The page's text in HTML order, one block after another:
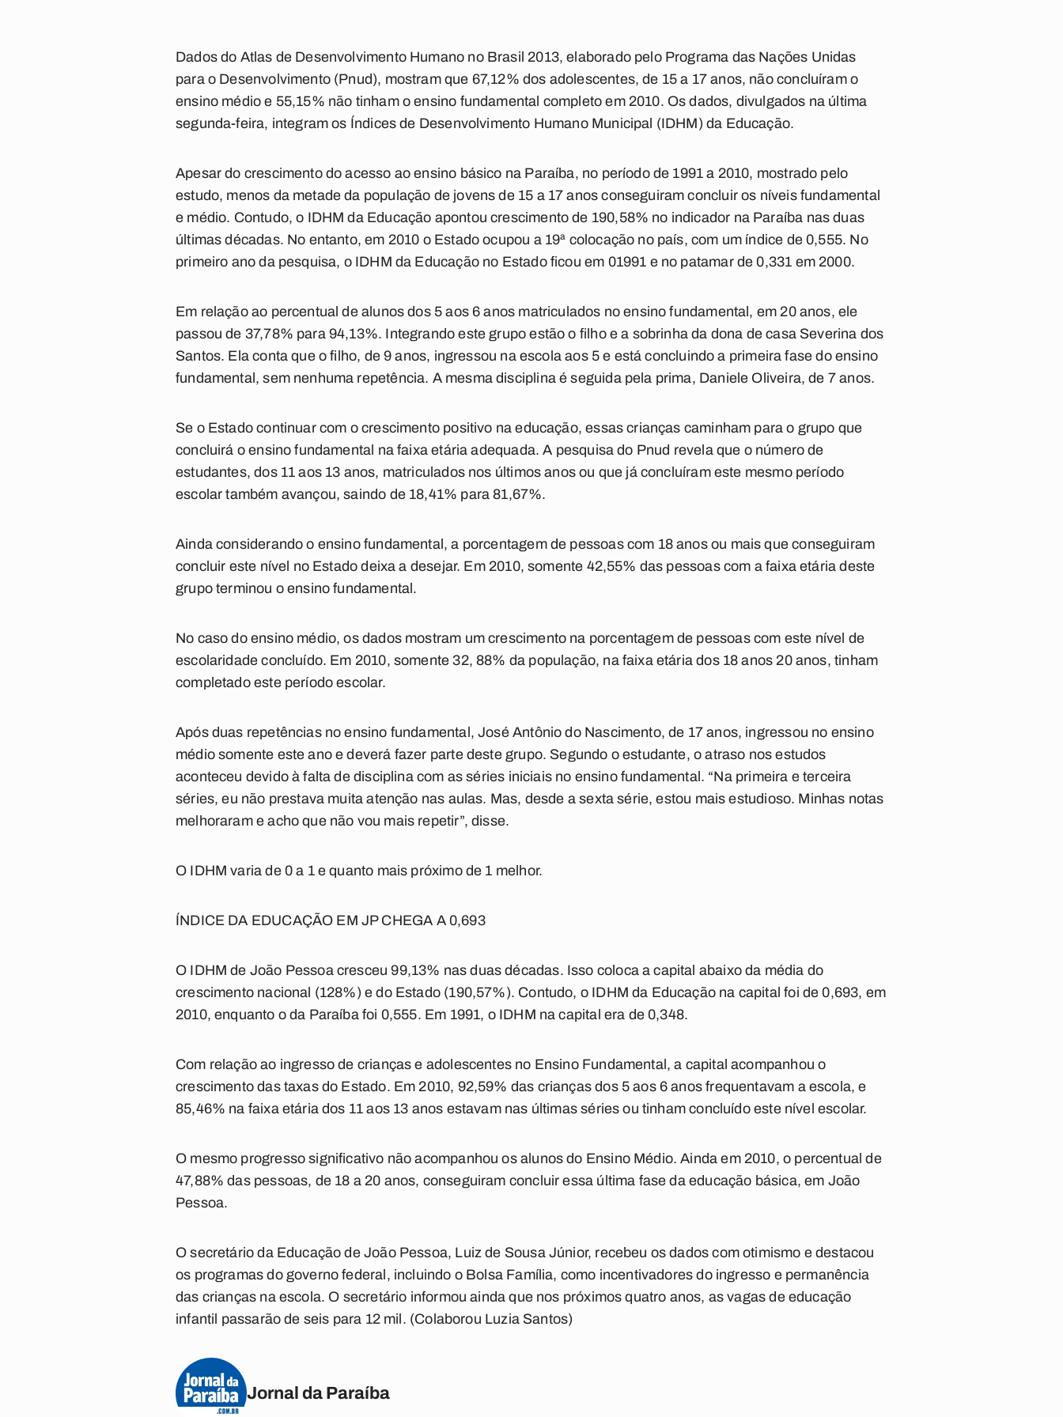
Dados do Atlas de Desenvolvimento Humano no Brasil 2013, elaborado pelo Programa das Nações Unidas
para o Desenvolvimento (Pnud), mostram que 67,12% dos adolescentes, de 15 a 17 anos, não concluíram o
ensino médio e 55,15% não tinham o ensino fundamental completo em 2010. Os dados, divulgados na última
segunda-feira, integram os Índices de Desenvolvimento Humano Municipal (IDHM) da Educação.
Apesar do crescimento do acesso ao ensino básico na Paraíba, no período de 1991 a 2010, mostrado pelo
estudo, menos da metade da população de jovens de 15 a 17 anos conseguiram concluir os níveis fundamental
e médio. Contudo, o IDHM da Educação apontou crescimento de 190,58% no indicador na Paraíba nas duas
últimas décadas. No entanto, em 2010 o Estado ocupou a 19ª colocação no país, com um índice de 0,555. No
primeiro ano da pesquisa, o IDHM da Educação no Estado ficou em 01991 e no patamar de 0,331 em 2000.
Em relação ao percentual de alunos dos 5 aos 6 anos matriculados no ensino fundamental, em 20 anos, ele
passou de 37,78% para 94,13%. Integrando este grupo estão o filho e a sobrinha da dona de casa Severina dos
Santos. Ela conta que o filho, de 9 anos, ingressou na escola aos 5 e está concluindo a primeira fase do ensino
fundamental, sem nenhuma repetência. A mesma disciplina é seguida pela prima, Daniele Oliveira, de 7 anos.
Se o Estado continuar com o crescimento positivo na educação, essas crianças caminham para o grupo que
concluirá o ensino fundamental na faixa etária adequada. A pesquisa do Pnud revela que o número de
estudantes, dos 11 aos 13 anos, matriculados nos últimos anos ou que já concluíram este mesmo período
escolar também avançou, saindo de 18,41% para 81,67%.
Ainda considerando o ensino fundamental, a porcentagem de pessoas com 18 anos ou mais que conseguiram
concluir este nível no Estado deixa a desejar. Em 2010, somente 42,55% das pessoas com a faixa etária deste
grupo terminou o ensino fundamental.
No caso do ensino médio, os dados mostram um crescimento na porcentagem de pessoas com este nível de
escolaridade concluído. Em 2010, somente 32, 88% da população, na faixa etária dos 18 anos 20 anos, tinham
completado este período escolar.
Após duas repetências no ensino fundamental, José Antônio do Nascimento, de 17 anos, ingressou no ensino
médio somente este ano e deverá fazer parte deste grupo. Segundo o estudante, o atraso nos estudos
aconteceu devido à falta de disciplina com as séries iniciais no ensino fundamental. “Na primeira e terceira
séries, eu não prestava muita atenção nas aulas. Mas, desde a sexta série, estou mais estudioso. Minhas notas
melhoraram e acho que não vou mais repetir”, disse.
O IDHM varia de 0 a 1 e quanto mais próximo de 1 melhor.
ÍNDICE DA EDUCAÇÃO EM JP CHEGA A 0,693
O IDHM de João Pessoa cresceu 99,13% nas duas décadas. Isso coloca a capital abaixo da média do
crescimento nacional (128%) e do Estado (190,57%). Contudo, o IDHM da Educação na capital foi de 0,693, em
2010, enquanto o da Paraíba foi 0,555. Em 1991, o IDHM na capital era de 0,348.
Com relação ao ingresso de crianças e adolescentes no Ensino Fundamental, a capital acompanhou o
crescimento das taxas do Estado. Em 2010, 92,59% das crianças dos 5 aos 6 anos frequentavam a escola, e
85,46% na faixa etária dos 11 aos 13 anos estavam nas últimas séries ou tinham concluído este nível escolar.
O mesmo progresso significativo não acompanhou os alunos do Ensino Médio. Ainda em 2010, o percentual de
47,88% das pessoas, de 18 a 20 anos, conseguiram concluir essa última fase da educação básica, em João
Pessoa.
O secretário da Educação de João Pessoa, Luiz de Sousa Júnior, recebeu os dados com otimismo e destacou
os programas do governo federal, incluindo o Bolsa Família, como incentivadores do ingresso e permanência
das crianças na escola. O secretário informou ainda que nos próximos quatro anos, as vagas de educação
infantil passarão de seis para 12 mil. (Colaborou Luzia Santos)
Jornal da Paraíba